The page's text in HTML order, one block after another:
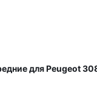
для Peugeot